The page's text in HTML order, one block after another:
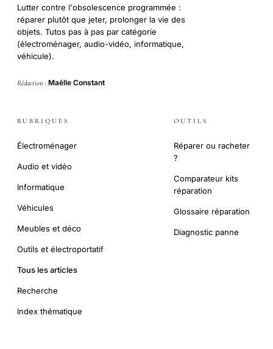
Lutter contre l'obsolescence programmée :
réparer plutôt que jeter, prolonger la vie des
objets. Tutos pas à pas par catégorie
(électroménager, audio-vidéo, informatique,
véhicule).
Rédaction : Maëlle Constant
RUBRIQUES
Électroménager
Audio et vidéo
Informatique
Véhicules
Meubles et déco
Outils et électroportatif
Tous les articles
Recherche
Index thématique
OUTILS
Réparer ou racheter
?
Comparateur kits
réparation
Glossaire réparation
Diagnostic panne